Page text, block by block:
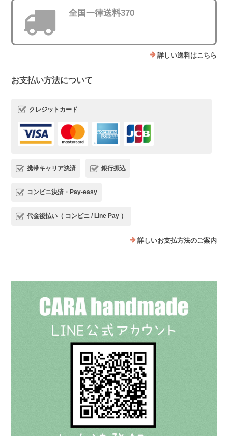
全国一律送料370
詳しい送料はこちら
お支払い方法について
クレジットカード
携帯キャリア決済 銀行振込
コンビニ決済・Pay-easy
代金後払い（ コンビニ / Line Pay ）
詳しいお支払方法のご案内